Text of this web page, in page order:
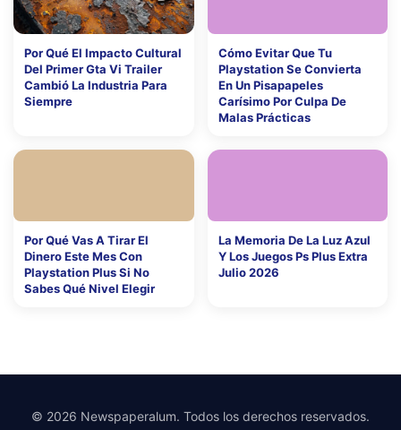
Por Qué El Impacto Cultural
Del Primer Gta Vi Trailer
Cambió La Industria Para
Siempre
Cómo Evitar Que Tu
Playstation Se Convierta
En Un Pisapapeles
Carísimo Por Culpa De
Malas Prácticas
Por Qué Vas A Tirar El
Dinero Este Mes Con
Playstation Plus Si No
Sabes Qué Nivel Elegir
La Memoria De La Luz Azul
Y Los Juegos Ps Plus Extra
Julio 2026
© 2026 Newspaperalum. Todos los derechos reservados.